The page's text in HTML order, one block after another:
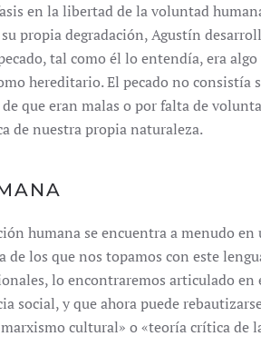
en la libertad de la voluntad
propia degradación, Agustín
tal como él lo entendía, era
hereditario. El pecado no consistía
que eran malas o por falta de
de nuestra propia naturaleza.
humana se encuentra a menudo
los que nos topamos con este
lo encontraremos articulado en
social, y que ahora puede
cultural» o «teoría crítica de